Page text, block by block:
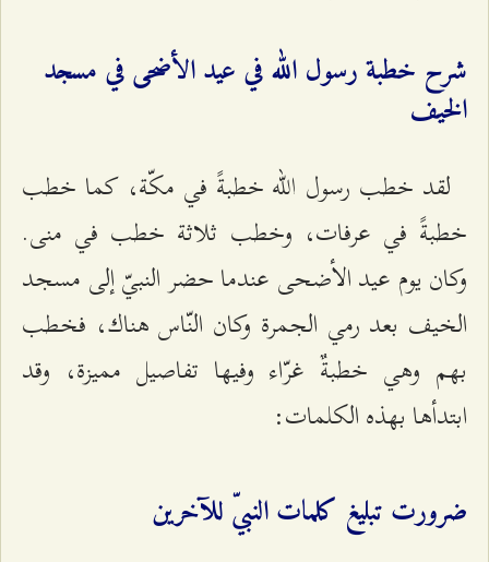
شرح خطبة رسول الله في عيد الأضحى في مسجد
الخيف
لقد خطب رسول الله خطبةً في مكّة، كما خطب
خطبةً في عرفات، وخطب ثلاثة خطب في منى.
وكان يوم عيد الأضحى عندما حضر النبيّ إلى مسجد
الخيف بعد رمي الجمرة وكان النّاس هناك، فخطب
بهم وهي خطبةٌ غرّاء وفيها تفاصيل مميزة، وقد
ابتدأها بهذه الكلمات:
ضرورت تبليغ كلمات النبيّ للآخرين